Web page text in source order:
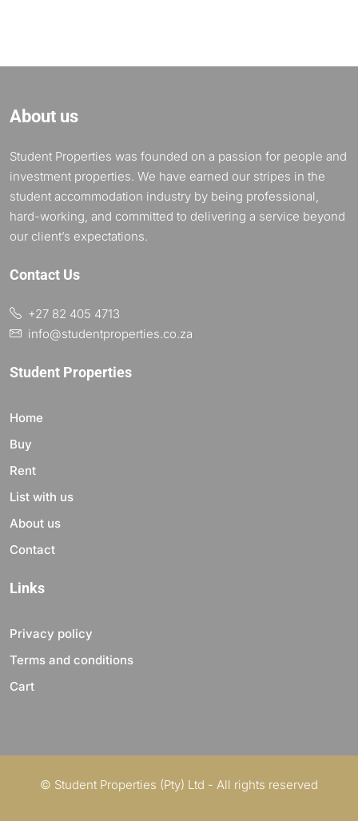
About us
Student Properties was founded on a passion for people and
investment properties. We have earned our stripes in the
student accommodation industry by being professional,
hard-working, and committed to delivering a service beyond
our client’s expectations.
Contact Us
+27 82 405 4713
info@studentproperties.co.za
Student Properties
Home
Buy
Rent
List with us
About us
Contact
Links
Privacy policy
Terms and conditions
Cart
© Student Properties (Pty) Ltd - All rights reserved